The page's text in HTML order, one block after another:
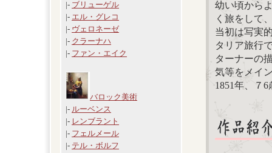
|- ブリューゲル
|- エル・グレコ
|- ヴェロネーゼ
|- クラーナハ
|- ファン・エイク
バロック美術
|- ルーベンス
|- レンブラント
|- フェルメール
|- テル・ボルフ
幼い頃から
く旅をして
当初は写実
タリア旅行
ターナーの
気等をメイ
1851年、７